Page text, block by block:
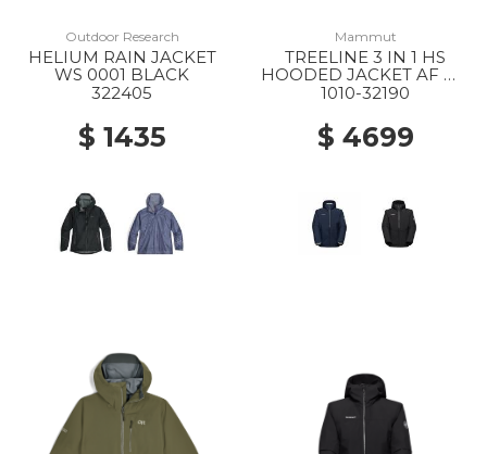
Outdoor Research
HELIUM RAIN JACKET
WS 0001 BLACK
322405
$ 1435
Mammut
TREELINE 3 IN 1 HS
HOODED JACKET AF MS
40294 DARK MARSH-
1010-32190
$ 4699